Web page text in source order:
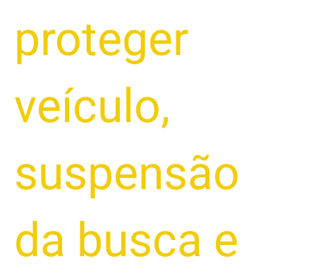
proteger
veículo,
suspensão
da busca e